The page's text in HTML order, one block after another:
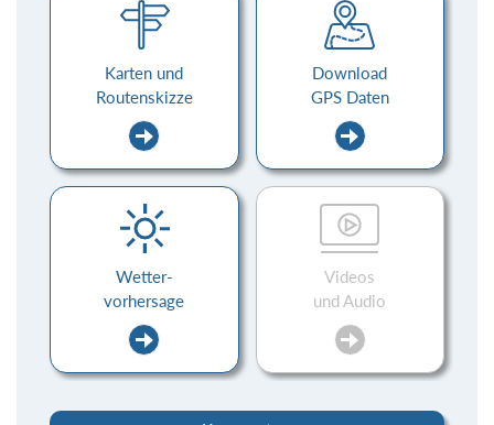
Karten und
Routenskizze
Download
GPS Daten
Wetter-
vorhersage
Videos
und Audio